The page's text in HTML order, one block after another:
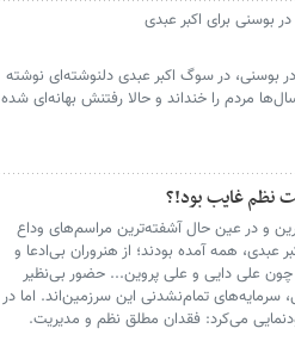
در بوسنی برای اکبر عبدی
در بوسنی، در سوگ اکبر عبدی دلنوشته‌ای نوشته
مردم را خنداند و حالا رفتنش بهانه‌ای شده
نظم غایب بود!؟
و در عین حال آشفته‌ترین مراسم‌های وداع
عبدی، همه آمده بودند؛ از هنروران بی‌ادعا و
علی دایی و علی پروین... حضور بی‌نظیر
سرمایه‌های تمام‌نشدنی این سرزمین‌اند. اما در
می‌کرد: فقدان مطلق نظم و مدیریت.